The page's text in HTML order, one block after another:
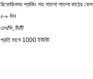
রিফোরিনসড প্যাকিং সহ পাতলা পাতলা কাঠের কেস
৫-৮ দিন
এল/সি, টি/টি
প্রতি মাসে 1000 ইউনিট